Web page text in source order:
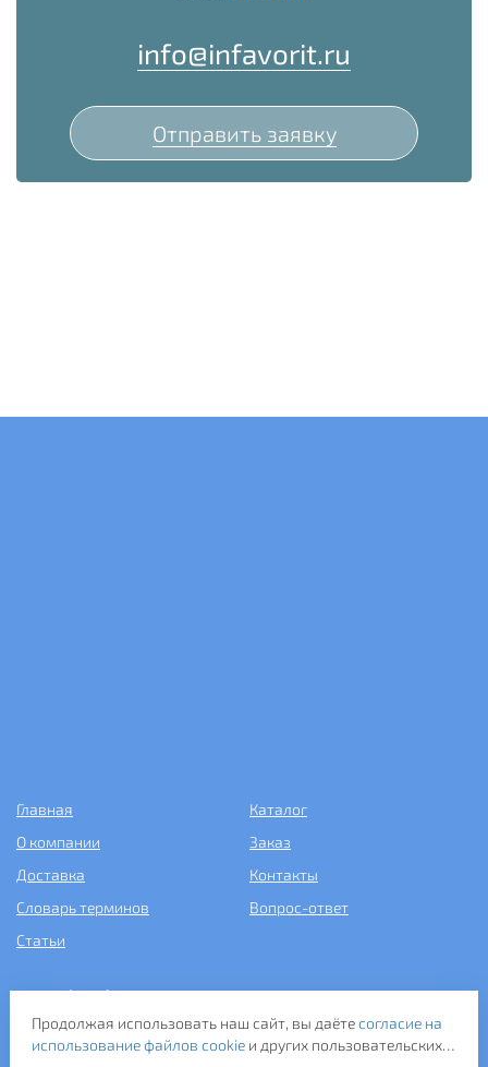
info@infavorit.ru
Отправить заявку
Главная
Каталог
О компании
Заказ
Доставка
Контакты
Словарь терминов
Вопрос-ответ
Статьи
+7 (499) 343-2081
ООО «САНТЕХПОСТАВКА»
Продолжая использовать наш сайт, вы даётесогласие на
использование файлов cookieи других пользовательских